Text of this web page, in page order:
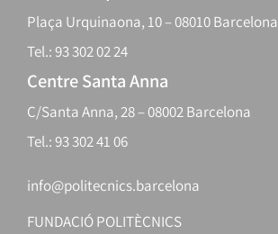
Plaça Urquinaona, 10 – 08010 Barcelona
Tel.: 93 302 02 24
Centre Santa Anna
C/Santa Anna, 28 – 08002 Barcelona
Tel.: 93 302 41 06
info@politecnics.barcelona
FUNDACIÓ POLITÈCNICS